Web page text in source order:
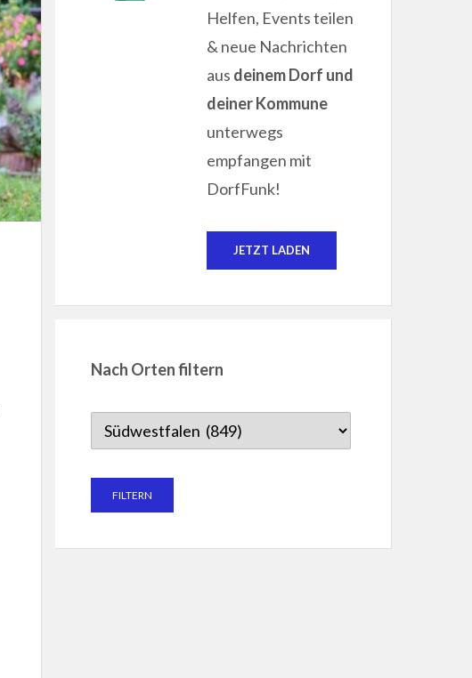
Helfen, Events teilen
& neue Nachrichten
aus deinem Dorf und
deiner Kommune
unterwegs
empfangen mit
DorfFunk!
JETZT LADEN
Nach Orten filtern